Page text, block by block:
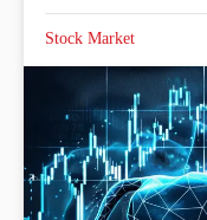
Stock Market